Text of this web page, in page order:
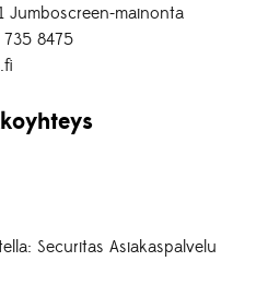
Jumboscreen-mainonta
8475
Securitas Asiakaspalvelu